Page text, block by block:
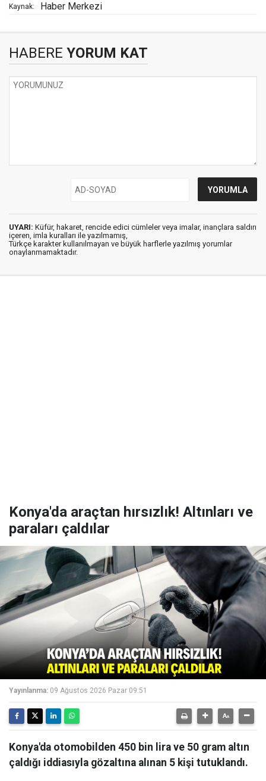
Kaynak: Haber Merkezi
HABERE YORUM KAT
UYARI: Küfür, hakaret, rencide edici cümleler veya imalar, inançlara saldırı
içeren, imla kuralları ile yazılmamış,
Türkçe karakter kullanılmayan ve büyük harflerle yazılmış yorumlar
onaylanmamaktadır.
Konya'da araçtan hırsızlık! Altınları ve
paraları çaldılar
Yayınlanma: 09 Ağustos 2026 Pazar 09:51
Konya'da otomobilden 450 bin lira ve 50 gram altın
çaldığı iddiasıyla gözaltına alınan 5 kişi tutuklandı.